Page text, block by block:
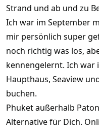
Strand und ab und zu
Ich war im September
mir persönlich super
noch richtig was los,
kennengelernt. Ich war
Haupthaus, Seaview
buchen.
Phuket außerhalb
Alternative für Dich.